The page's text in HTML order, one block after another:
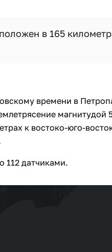
в 165
времени в
магнитудой
к востоко-юго-
112 датчиками.